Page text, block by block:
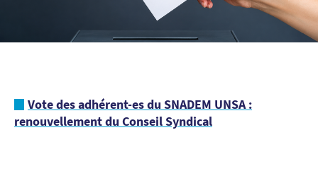
Vote des adhérent-es du SNADEM UNSA :
renouvellement du Conseil Syndical